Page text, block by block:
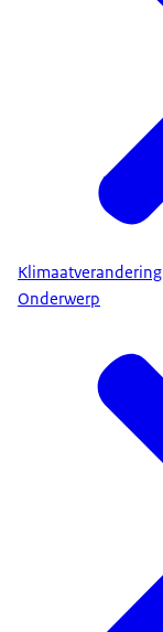
Klimaatverandering
Onderwerp